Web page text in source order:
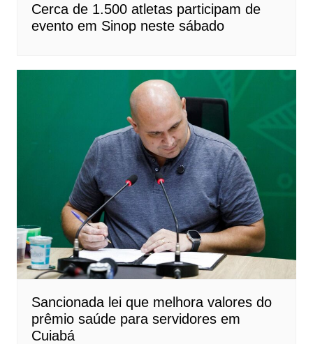
Cerca de 1.500 atletas participam de
evento em Sinop neste sábado
Sancionada lei que melhora valores do
prêmio saúde para servidores em
Cuiabá